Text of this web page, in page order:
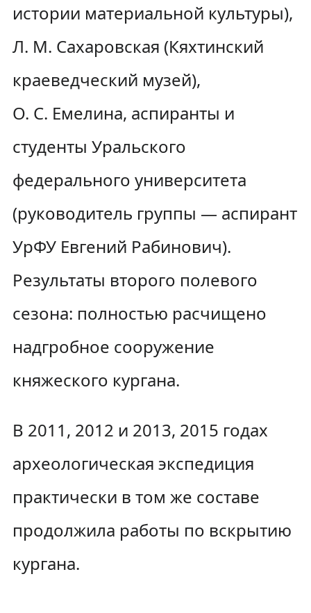
истории материальной культуры),
Л. М. Сахаровская (Кяхтинский
краеведческий музей),
О. С. Емелина, аспиранты и
студенты Уральского
федерального университета
(руководитель группы — аспирант
УрФУ Евгений Рабинович).
Результаты второго полевого
сезона: полностью расчищено
надгробное сооружение
княжеского кургана.
В 2011, 2012 и 2013, 2015 годах
археологическая экспедиция
практически в том же составе
продолжила работы по вскрытию
кургана.